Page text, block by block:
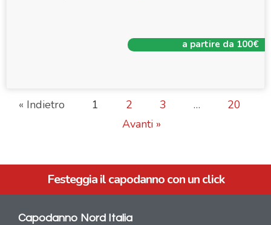
a partire da 100€
« Indietro 1 2 3 …
20
Avanti »
Festeggia il capodanno con un click
Capodanno Nord Italia